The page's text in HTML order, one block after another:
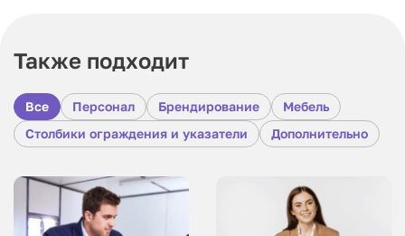
Также подходит
Все Персонал Брендирование
Мебель
Столбики ограждения и указатели
Дополнительно